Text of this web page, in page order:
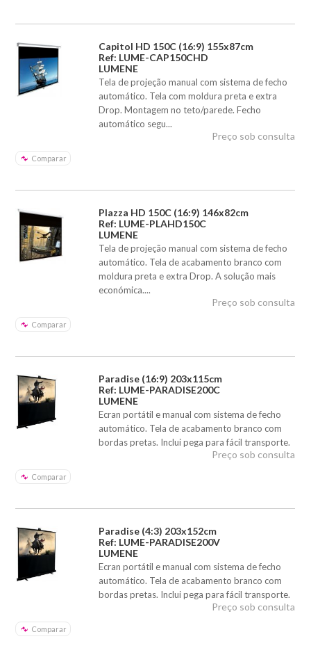
Capitol HD 150C (16:9) 155x87cm
Ref: LUME-CAP150CHD
LUMENE
Tela de projeção manual com sistema de fecho
automático. Tela com moldura preta e extra
Drop. Montagem no teto/parede. Fecho
automático segu...
Comparar
Preço sob consulta
Plazza HD 150C (16:9) 146x82cm
Ref: LUME-PLAHD150C
LUMENE
Tela de projeção manual com sistema de fecho
automático. Tela de acabamento branco com
moldura preta e extra Drop. A solução mais
económica....
Comparar
Preço sob consulta
Paradise (16:9) 203x115cm
Ref: LUME-PARADISE200C
LUMENE
Ecran portátil e manual com sistema de fecho
automático. Tela de acabamento branco com
bordas pretas. Inclui pega para fácil transporte.
Comparar
Preço sob consulta
Paradise (4:3) 203x152cm
Ref: LUME-PARADISE200V
LUMENE
Ecran portátil e manual com sistema de fecho
automático. Tela de acabamento branco com
bordas pretas. Inclui pega para fácil transporte.
Comparar
Preço sob consulta